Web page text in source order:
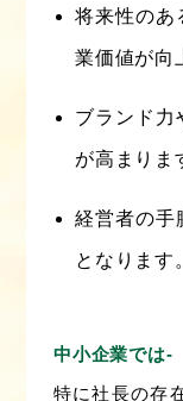
将来性のあ
業価値が向
ブランド力
が高まりま
経営者の手
となります
中小企業では‐
特に社長の存